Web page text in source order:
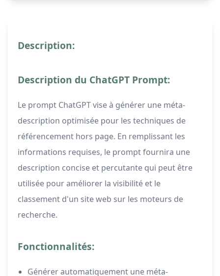
Description:
Description du ChatGPT Prompt:
Le prompt ChatGPT vise à générer une méta-
description optimisée pour les techniques de
référencement hors page. En remplissant les
informations requises, le prompt fournira une
description concise et percutante qui peut être
utilisée pour améliorer la visibilité et le
classement d'un site web sur les moteurs de
recherche.
Fonctionnalités:
Générer automatiquement une méta-